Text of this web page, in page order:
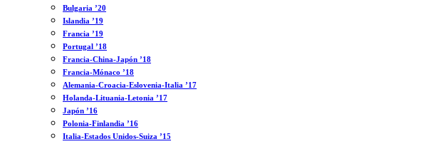
Bulgaria ’20
Islandia ’19
Francia ’19
Portugal ’18
Francia-China-Japón ’18
Francia-Mónaco ’18
Alemania-Croacia-Eslovenia-Italia ’17
Holanda-Lituania-Letonia ’17
Japón ’16
Polonia-Finlandia ’16
Italia-Estados Unidos-Suiza ’15